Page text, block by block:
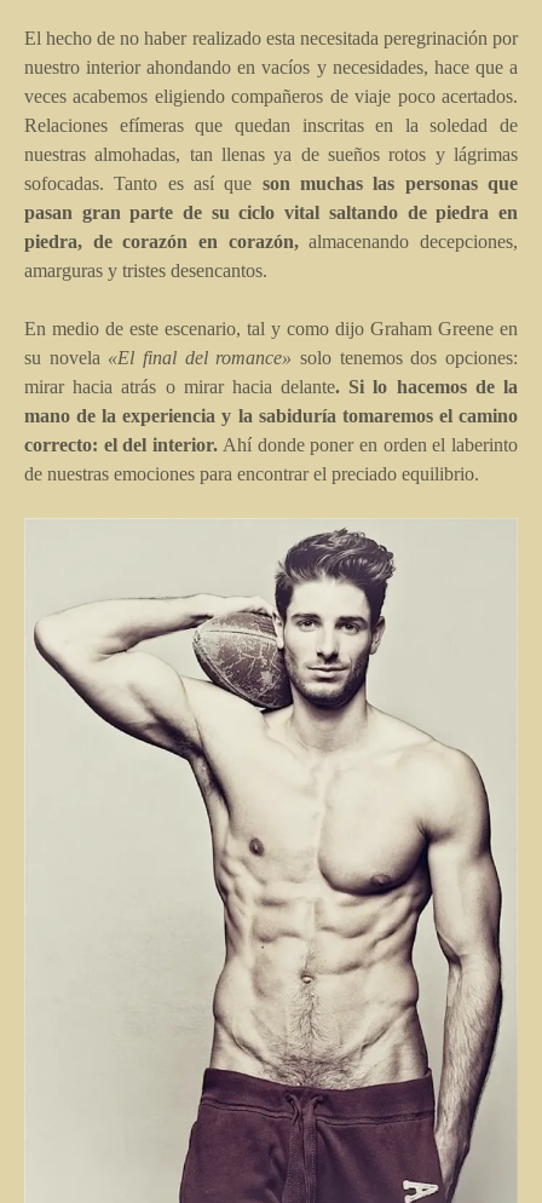
El hecho de no haber realizado esta necesitada peregrinación por
nuestro interior ahondando en vacíos y necesidades, hace que a
veces acabemos eligiendo compañeros de viaje poco acertados.
Relaciones efímeras que quedan inscritas en la soledad de
nuestras almohadas, tan llenas ya de sueños rotos y lágrimas
sofocadas. Tanto es así que son muchas las personas que
pasan gran parte de su ciclo vital saltando de piedra en
piedra, de corazón en corazón,almacenando decepciones,
amarguras y tristes desencantos.
En medio de este escenario, tal y como dijo Graham Greene en
su novela «El final del romance» solo tenemos dos opciones:
mirar hacia atrás o mirar hacia delante. Si lo hacemos de la
mano de la experiencia y la sabiduría tomaremos el camino
correcto: el del interior. Ahí donde poner en orden el laberinto
de nuestras emociones para encontrar el preciado equilibrio.